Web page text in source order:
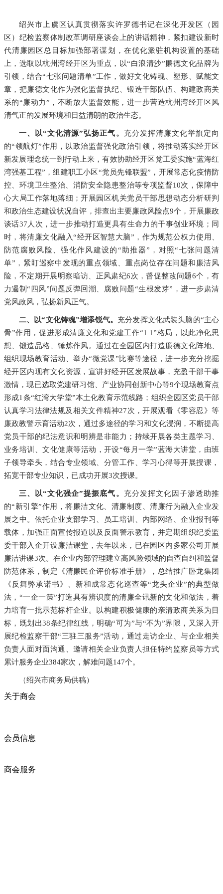
绍兴市上虞区认真贯彻落实许罗德书记在深化开发区（园
区）纪检监察体制改革调研座谈会上的讲话精神，紧扣建设新时
代清廉园区总目标加强部署谋划，在优化派驻机构设置的基础
上，选取以杭州湾经开区为重点，以“白浪清沙”廉德文化品牌为
引领，结合“七张问题清单”工作，做好文化铸魂、塑形、赋能文
章，把廉德文化作为强化监督执纪、锻造干部队伍、构建政商关
系的“廉动力”，不断放大监督效能，进一步营造杭州湾经开区风
清气正的发展环境和日益清朗的政治生态。
一、以“文化清源”弘扬正气。 充分发挥清廉文化举旗定向
的“领航灯”作用，以政治监督强化政治引领，将推动落实经开区
新发展理念统一到行动上来，有效协助经开区党工委实施“蓝海红
湾强基工程”，组建职工小区“党员先锋联盟”，开展常态化疫情防
控、环境卫生整治、消防安全隐患整治等专项监督10次，保障中
心大局工作落地落细；开展园区机关党员干部思想动态分析研判
和政治生态建设状况自评，排查出主要廉政风险点9个，开展廉政
谈话37人次，进一步推动打造更具有生命力的干事创业环境；同
时，将清廉文化融入“经开区智慧大脑”，作为规范公权力使用、
防范腐败风险、强化作风建设的“助推器”，对照“七张问题清
单”，紧盯巡察中发现的重点领域、重点岗位存在问题和廉洁风
险，不定期开展明察暗访、正风肃纪6次，督促整改问题6个，有
力遏制“四风”问题反弹回潮、腐败问题“生根发芽”，进一步肃清
党风政风，弘扬新风正气。
二、以“文化铸魂”增添锐气。 充分发挥文化武装头脑的“主心
骨”作用，促进形成清廉文化和党建工作“1 1”格局，以此净化思
想、锻造品格、锤炼作风。通过在全园区内打造廉德文化阵地、
组织现场教育活动、举办“微党课”比赛等途径，进一步充分挖掘
经开区内现有文化资源，宣讲好经开区发展故事，充盈干部干事
激情，现已选取党建研习馆、产业协同创新中心等9个现场教育点
形成1条“红湾大学堂”本土化教育示范线路；组织全园区党员干部
认真学习法律法规及相关文件精神27次，开展观看《零容忍》等
廉政教警示育活动2次，通过多途径的学习和文化浸润，不断提高
党员干部的纪法意识和明辨是非能力；持续开展各类主题学习、
业务培训、文化健康等活动，开设“每月一学”蓝海大讲堂，由班
子领导牵头，结合专业领域、分管工作、学习心得等开展授课，
拓宽干部专业知识，已成功开展3次授课。
三、以“文化强企”提振底气。 充分发挥文化因子渗透助推
的“新引擎”作用，将廉洁文化、清廉制度、清廉行为融入企业发
展之中。依托企业支部学习、员工培训、内部网络、企业报刊等
载体，加强正面宣传报道以及反面警示教育，并定期组织纪委监
委干部入企开设廉洁课堂，去年以来，已在园区内多家公司开展
廉洁讲课3次。在企业内部管理建立高风险领域的自查自纠和监督
防范体系，制定《清廉民企评价标准手册》，总结推广卧龙集团
《反舞弊承诺书》、新和成常态化巡查等“龙头企业”的典型做
法，“一企一策”打造具有辨识度的清廉全讯新的文化和做法，着
力培育一批示范标杆企业。以构建积极健康的亲清政商关系为目
标，既划出38条纪律红线，明确“可为”与“不为”界限，又深入开
展纪检监察干部“三驻三服务”活动，通过走访企业、与企业相关
负责人面对面沟通、邀请相关企业负责人担任特约监察员等方式
累计服务企业384家次，解难问题147个。
（绍兴市商务局供稿）
关于商会
会员信息
商会服务